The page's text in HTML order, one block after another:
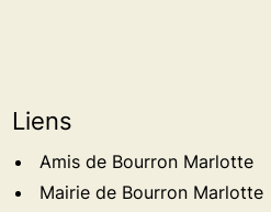
Liens
Amis de Bourron Marlotte
Mairie de Bourron Marlotte